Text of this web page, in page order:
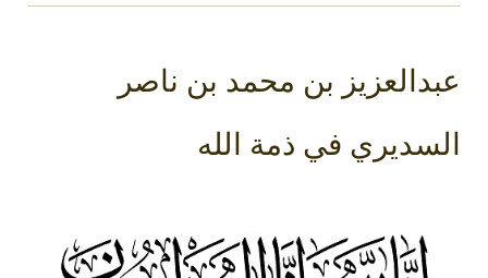
عبدالعزيز بن محمد بن ناصر
السديري في ذمة الله